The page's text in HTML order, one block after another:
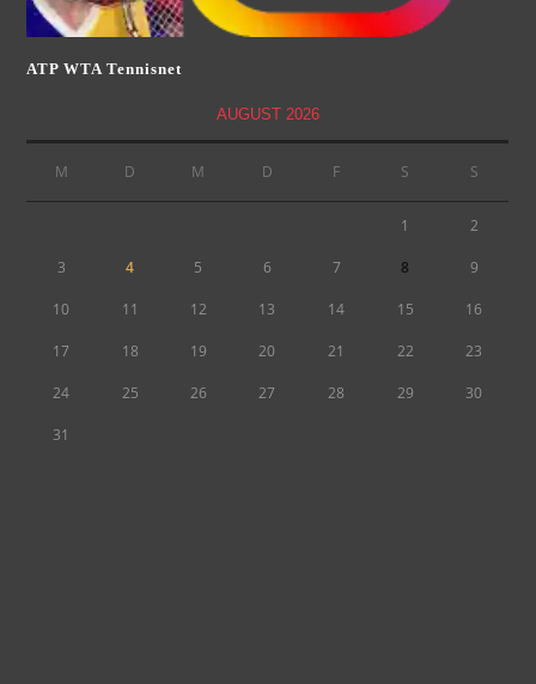
ATP WTA Tennisnet
AUGUST 2026
M D M D F S S
1 2
3 4 5 6 7 8 9
10 11 12 13 14 15 16
17 18 19 20 21 22 23
24 25 26 27 28 29 30
31